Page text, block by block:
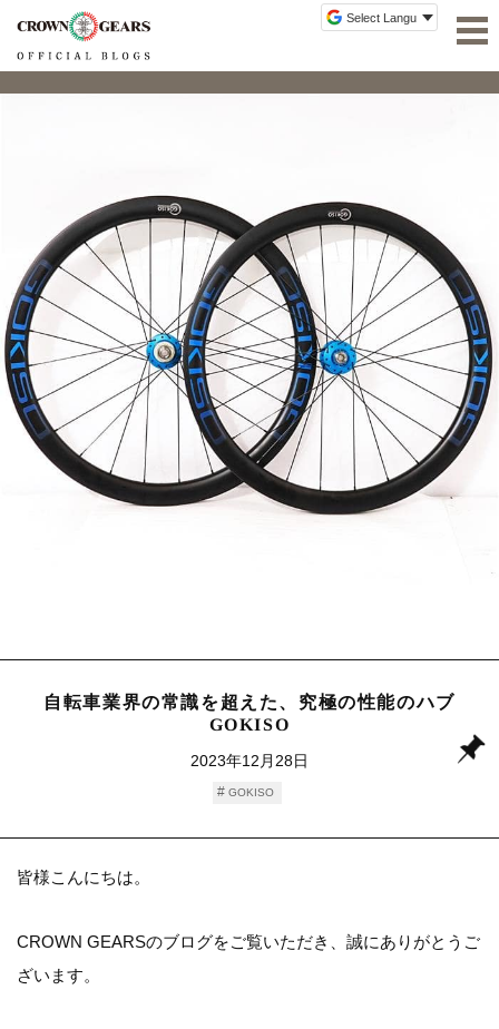
自転車業界の常識を超えた、究極の性能のハブ
GOKISO
2023年12月28日
GOKISO
皆様こんにちは。
CROWN GEARSのブログをご覧いただき、誠にありがとうご
ざいます。